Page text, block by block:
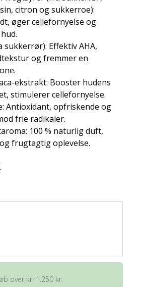
citron og sukkerroe):
øger cellefornyelse og
sukkerrør): Effektiv AHA,
og fremmer en
ekstrakt: Booster hudens
stimulerer cellefornyelse.
Antioxidant, opfriskende og
frie radikaler.
100 % naturlig duft,
frugtagtig oplevelse.
over kr. 1.250 kr.